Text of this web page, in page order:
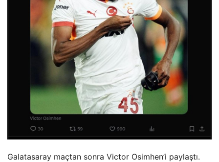
Galatasaray maçtan sonra Victor Osimhen’i paylaştı.